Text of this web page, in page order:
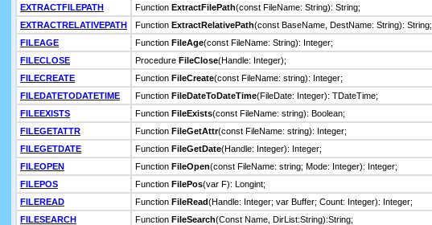
EXTRACTFILEPATH
Function ExtractFilePath(const FileName: String): String;
EXTRACTRELATIVEPATH
Function ExtractRelativePath(const BaseName, DestName: String): String;
FILEAGE
Function FileAge(const FileName: String): Integer;
FILECLOSE
Procedure FileClose(Handle: Integer);
FILECREATE
Function FileCreate(const FileName: string): Integer;
FILEDATETODATETIME
Function FileDateToDateTime(FileDate: Integer): TDateTime;
FILEEXISTS
Function FileExists(const FileName: string): Boolean;
FILEGETATTR
Function FileGetAttr(const FileName: string): Integer;
FILEGETDATE
Function FileGetDate(Handle: Integer): Integer;
FILEOPEN
Function FileOpen(const FileName: string; Mode: Integer): Integer;
FILEPOS
Function FilePos(var F): Longint;
FILEREAD
Function FileRead(Handle: Integer; var Buffer; Count: Integer): Integer;
FILESEARCH
Function FileSearch(Const Name, DirList:String):String;